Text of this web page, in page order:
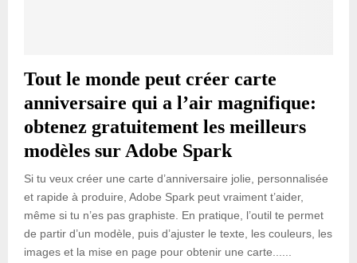
Tout le monde peut créer carte
anniversaire qui a l’air magnifique:
obtenez gratuitement les meilleurs
modèles sur Adobe Spark
Si tu veux créer une carte d’anniversaire jolie, personnalisée
et rapide à produire, Adobe Spark peut vraiment t’aider,
même si tu n’es pas graphiste. En pratique, l’outil te permet
de partir d’un modèle, puis d’ajuster le texte, les couleurs, les
images et la mise en page pour obtenir une carte......